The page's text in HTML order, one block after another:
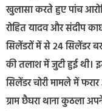
खुलासा करते हुए पांच
रोहित यादव और संदीप
सिलेंडरों में से 24 सिलेंडर
की तलाश में जुटी हुई थी।
सिलेंडर चोरी मामले में
ग्राम छैघरा थाना कुठला